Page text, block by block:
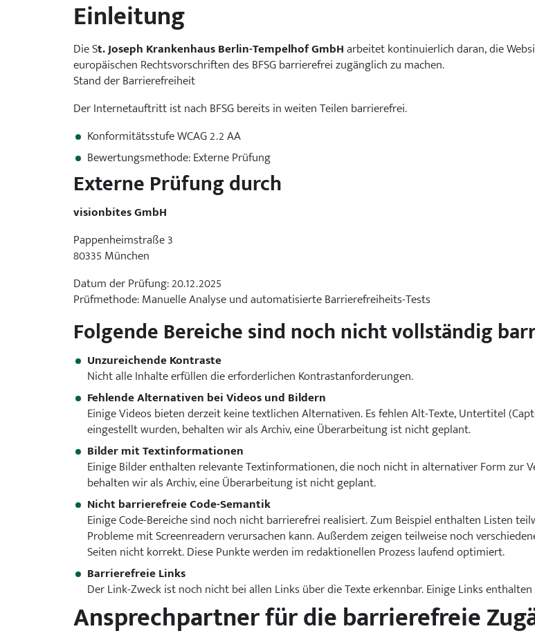
Gastroenterologie, Diabetologie und Hämato-Onkologie
Geburtshilfe
Gefäßmedizin
Infektiologie
Integrative Schmerzmedizin
Kinder-
Einleitung
Die St. Joseph Krankenhaus Berlin-Tempelhof GmbHarbeitet kontinuierlich daran, die
europäischen Rechtsvorschriften des BFSG barrierefrei zugänglich zu machen.
Stand der Barrierefreiheit
Der Internetauftritt ist nach BFSG bereits in weiten Teilen barrierefrei.
Konformitätsstufe WCAG 2.2 AA
Bewertungsmethode: Externe Prüfung
Externe Prüfung durch
visionbites GmbH
Pappenheimstraße 3
80335 München
Datum der Prüfung: 20.12.2025
Prüfmethode: Manuelle Analyse und automatisierte Barrierefreiheits-Tests
Folgende Bereiche sind noch nicht vollständig
Unzureichende Kontraste
Nicht alle Inhalte erfüllen die erforderlichen Kontrastanforderungen.
Fehlende Alternativen bei Videos und Bildern
Einige Videos bieten derzeit keine textlichen Alternativen. Es fehlen Alt-Texte, Untertitel
eingestellt wurden, behalten wir als Archiv, eine Überarbeitung ist nicht geplant.
Bilder mit Textinformationen
Einige Bilder enthalten relevante Textinformationen, die noch nicht in alternativer Form zur
behalten wir als Archiv, eine Überarbeitung ist nicht geplant.
Nicht barrierefreie Code-Semantik
Einige Code-Bereiche sind noch nicht barrierefrei realisiert. Zum Beispiel enthalten Listen
Probleme mit Screenreadern verursachen kann. Außerdem zeigen teilweise noch
Seiten nicht korrekt. Diese Punkte werden im redaktionellen Prozess laufend optimiert.
Barrierefreie Links
Der Link-Zweck ist noch nicht bei allen Links über die Texte erkennbar. Einige Links
Ansprechpartner für die barrierefreie